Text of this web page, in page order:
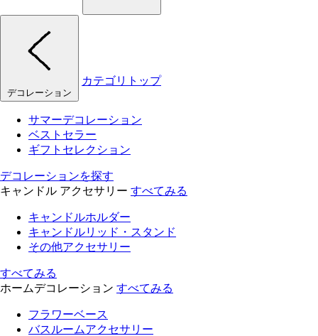
デコレーション
カテゴリトップ
サマーデコレーション
ベストセラー
ギフトセレクション
デコレーションを探す
キャンドル アクセサリー すべてみる
キャンドルホルダー
キャンドルリッド・スタンド
その他アクセサリー
すべてみる
ホームデコレーション すべてみる
フラワーベース
バスルームアクセサリー